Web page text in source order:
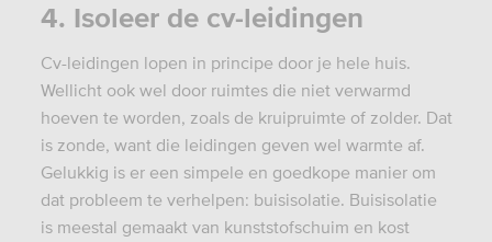
4. Isoleer de cv-leidingen
Cv-leidingen lopen in principe door je hele huis.
Wellicht ook wel door ruimtes die niet verwarmd
hoeven te worden, zoals de kruipruimte of zolder. Dat
is zonde, want die leidingen geven wel warmte af.
Gelukkig is er een simpele en goedkope manier om
dat probleem te verhelpen: buisisolatie. Buisisolatie
is meestal gemaakt van kunststofschuim en kost